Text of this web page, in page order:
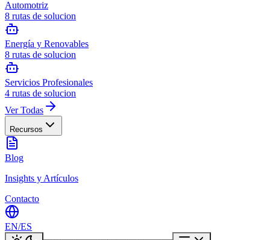
Automotriz
8 rutas de solucion
Energía y Renovables
8 rutas de solucion
Servicios Profesionales
4 rutas de solucion
Ver Todas
Recursos
Blog
Insights y Artículos
Contacto
EN/ES